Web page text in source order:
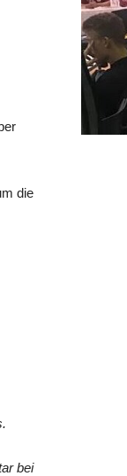
die
bei